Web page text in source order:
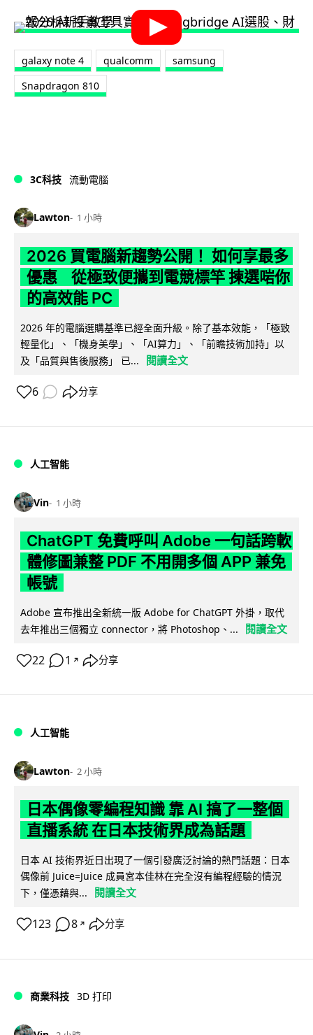
galaxy note 4 qualcomm
samsung
Snapdragon 810
3C科技 流動電腦
Lawton 1 小時
2026 買電腦新趨勢公開！ 如何享最多
優惠 從極致便攜到電競標竿 揀選啱你
的高效能 PC
2026 年的電腦選購基準已經全面升級。除了基本效能，「極致
輕量化」、「機身美學」、「AI算力」、「前瞻技術加持」以
及「品質與售後服務」 已...
閱讀全文
6 分享
人工智能
Vin 1 小時
ChatGPT 免費呼叫 Adobe 一句話跨軟
體修圖兼整 PDF 不用開多個 APP 兼免
帳號
Adobe 宣布推出全新統一版 Adobe for ChatGPT 外掛，取代
去年推出三個獨立 connector，將 Photoshop、...
閱讀全文
22 1 ↗ 分享
人工智能
Lawton 2 小時
日本偶像零編程知識 靠 AI 搞了一整個
直播系統 在日本技術界成為話題
日本 AI 技術界近日出現了一個引發廣泛討論的熱門話題：日本
偶像前 Juice=Juice 成員宮本佳林在完全沒有編程經驗的情況
下，僅憑藉與...
閱讀全文
123 8 ↗ 分享
商業科技 3D 打印